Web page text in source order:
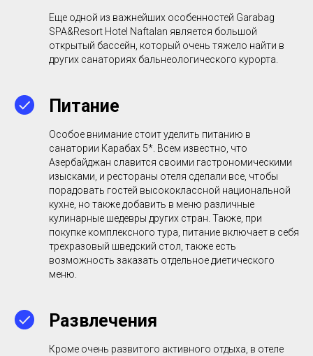
Еще одной из важнейших особенностей Garabag
SPA&Resort Hotel Naftalan является большой
открытый бассейн, который очень тяжело найти в
других санаториях бальнеологического курорта.
Питание
Особое внимание стоит уделить питанию в
санатории Карабах 5*. Всем известно, что
Азербайджан славится своими гастрономическими
изысками, и рестораны отеля сделали все, чтобы
порадовать гостей высококлассной национальной
кухне, но также добавить в меню различные
кулинарные шедевры других стран. Также, при
покупке комплексного тура, питание включает в себя
трехразовый шведский стол, также есть
возможность заказать отдельное диетического
меню.
Развлечения
Кроме очень развитого активного отдыха, в отеле